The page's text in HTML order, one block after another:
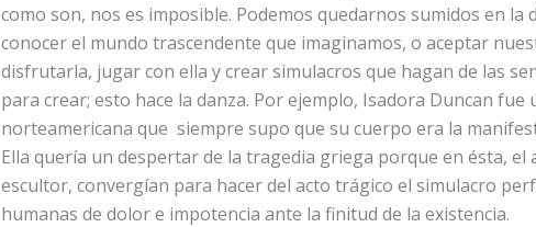
como son, nos es imposible. Podemos quedarnos sumidos en la
conocer el mundo trascendente que imaginamos, o aceptar
disfrutarla, jugar con ella y crear simulacros que hagan de las
para crear; esto hace la danza. Por ejemplo, Isadora Duncan
norteamericana que siempre supo que su cuerpo era la
Ella quería un despertar de la tragedia griega porque en ésta,
escultor, convergían para hacer del acto trágico el simulacro
humanas de dolor e impotencia ante la finitud de la existencia.